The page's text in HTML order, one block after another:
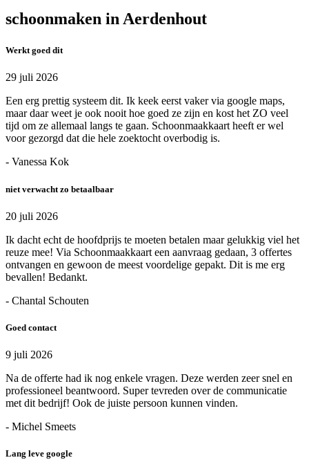
schoonmaken in Aerdenhout
Werkt goed dit
29 juli 2026
Een erg prettig systeem dit. Ik keek eerst vaker via google maps,
maar daar weet je ook nooit hoe goed ze zijn en kost het ZO veel
tijd om ze allemaal langs te gaan. Schoonmaakkaart heeft er wel
voor gezorgd dat die hele zoektocht overbodig is.
- Vanessa Kok
niet verwacht zo betaalbaar
20 juli 2026
Ik dacht echt de hoofdprijs te moeten betalen maar gelukkig viel het
reuze mee! Via Schoonmaakkaart een aanvraag gedaan, 3 offertes
ontvangen en gewoon de meest voordelige gepakt. Dit is me erg
bevallen! Bedankt.
- Chantal Schouten
Goed contact
9 juli 2026
Na de offerte had ik nog enkele vragen. Deze werden zeer snel en
professioneel beantwoord. Super tevreden over de communicatie
met dit bedrijf! Ook de juiste persoon kunnen vinden.
- Michel Smeets
Lang leve google